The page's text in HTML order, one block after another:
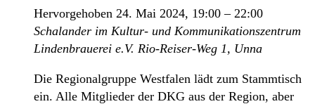
Hervorgehoben 24. Mai 2024, 19:00 – 22:00
Schalander im Kultur- und Kommunikationszentrum
Lindenbrauerei e.V. Rio-Reiser-Weg 1, Unna
Die Regionalgruppe Westfalen lädt zum Stammtisch
ein. Alle Mitglieder der DKG aus der Region, aber